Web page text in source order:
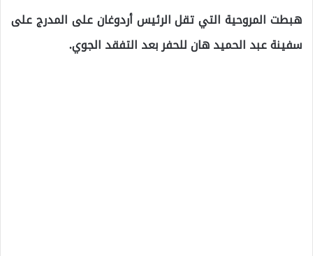
هبطت المروحية التي تقل الرئيس أردوغان على المدرج على
سفينة عبد الحميد هان للحفر بعد التفقد الجوي.